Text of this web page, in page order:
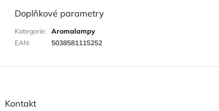
Doplňkové parametry
Kategorie: Aromalampy
EAN: 5038581115252
Kontakt